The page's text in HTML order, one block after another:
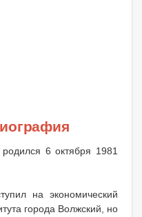
6 октября 1981
на экономический
города Волжский, но